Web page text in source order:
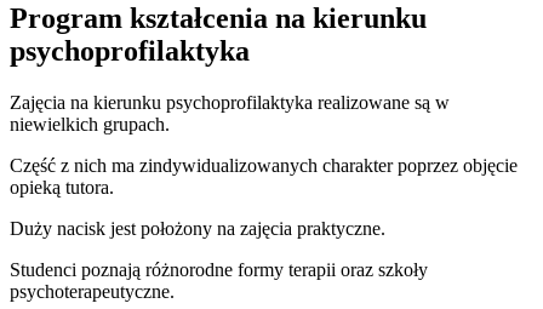
Program kształcenia na kierunku
psychoprofilaktyka
Zajęcia na kierunku psychoprofilaktyka realizowane są w
niewielkich grupach.
Część z nich ma zindywidualizowanych charakter poprzez objęcie
opieką tutora.
Duży nacisk jest położony na zajęcia praktyczne.
Studenci poznają różnorodne formy terapii oraz szkoły
psychoterapeutyczne.